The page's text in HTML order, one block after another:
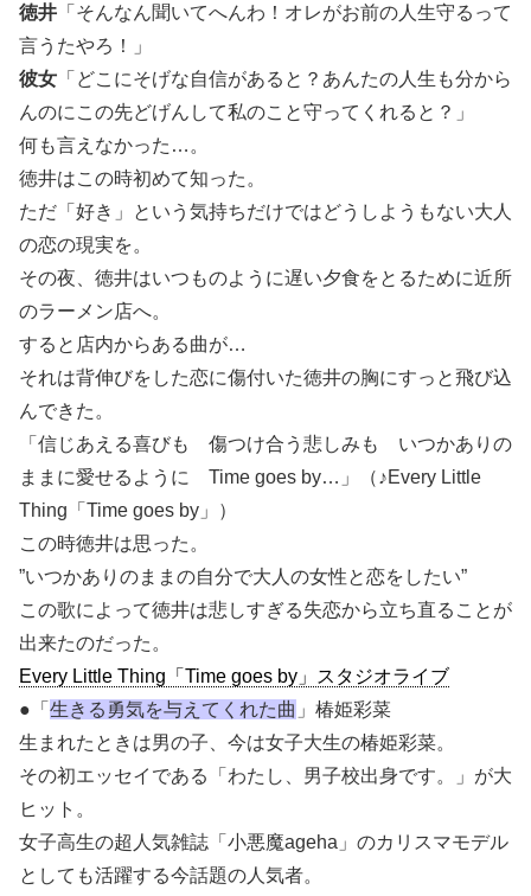
徳井 「そんなん聞いてへんわ！オレがお前の人生守るって
言うたやろ！」
彼女 「どこにそげな自信があると？あんたの人生も分から
んのにこの先どげんして私のこと守ってくれると？」
何も言えなかった…。
徳井はこの時初めて知った。
ただ「好き」という気持ちだけではどうしようもない大人
の恋の現実を。
その夜、徳井はいつものように遅い夕食をとるために近所
のラーメン店へ。
すると店内からある曲が…
それは背伸びをした恋に傷付いた徳井の胸にすっと飛び込
んできた。
「信じあえる喜びも 傷つけ合う悲しみも いつかありの
ままに愛せるように Time goes by…」（♪Every Little
Thing「Time goes by」）
この時徳井は思った。
”いつかありのままの自分で大人の女性と恋をしたい”
この歌によって徳井は悲しすぎる失恋から立ち直ることが
出来たのだった。
Every Little Thing「Time goes by」スタジオライブ
●「 生きる勇気を与えてくれた曲 」椿姫彩菜
生まれたときは男の子、今は女子大生の椿姫彩菜。
その初エッセイである「わたし、男子校出身です。」が大
ヒット。
女子高生の超人気雑誌「小悪魔ageha」のカリスマモデル
としても活躍する今話題の人気者。